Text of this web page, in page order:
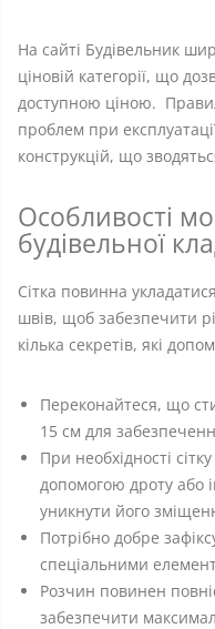
На сайті Будівельник
ціновій категорії, що
доступною ціною.
проблем при
конструкцій, що
Особливості
будівельної
Сітка повинна
швів, щоб забезпечити
кілька секретів, які
Переконайтеся, що
15 см для
При необхідності
допомогою дроту або
уникнути його
Потрібно добре
спеціальними
Розчин повинен
забезпечити